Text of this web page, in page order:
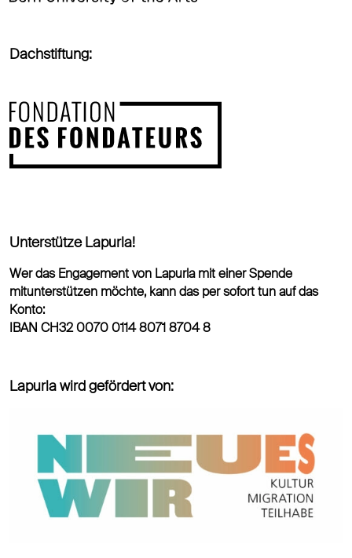
Dachstiftung:
Unterstütze Lapurla!
Wer das Engagement von Lapurla mit einer Spende
mitunterstützen möchte, kann das per sofort tun auf das
Konto:
IBAN CH32 0070 0114 8071 8704 8
Lapurla wird gefördert von: